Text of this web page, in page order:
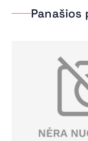
Panašios